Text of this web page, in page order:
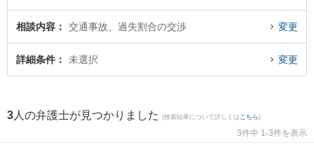
の交渉のトラブル解決の実績豊富な近くの弁護士を検索したい』『初回相談無
料で過失割合の交渉を法律相談できる鎌倉市内の弁護士に相談予約したい』な
どでお困りの相談者さんにおすすめです。
相談内容 交通事故、過失割合の交渉 変更
詳細条件 未選択 変更
3 人の弁護士が見つかりました (検索結果について詳しくは こちら)
3件中 1-3件を表示